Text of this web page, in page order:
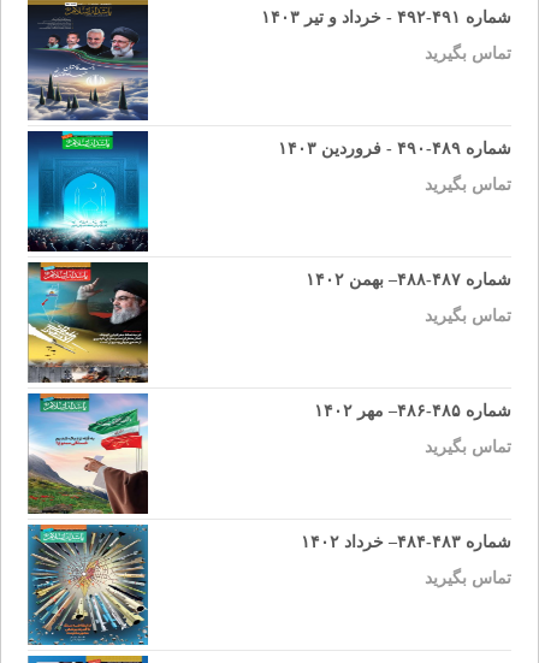
شماره ۴۹۱-۴۹۲ - خرداد و تیر ۱۴۰۳
تماس بگیرید
شماره ۴۸۹-۴۹۰ - فروردین ۱۴۰۳
تماس بگیرید
شماره ۴۸۷-۴۸۸– بهمن ۱۴۰۲
تماس بگیرید
شماره ۴۸۵-۴۸۶– مهر ۱۴۰۲
تماس بگیرید
شماره ۴۸۳-۴۸۴– خرداد ۱۴۰۲
تماس بگیرید